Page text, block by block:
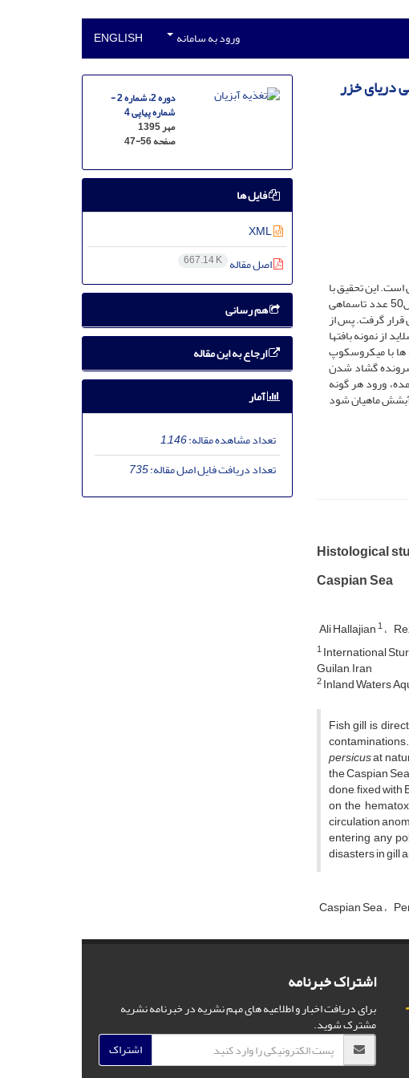
ورود به سامانه ENGLISH
این تحقیق با
هدف بررسی آسیب­شناسی بافتی آبشش بچه تاسماهیان ایرانی وحشی در شرایط زیست طبیعی به انجام رسید. در این پژوهش بافت آبشش50 عدد تاسماهی
بررسی قرار گرفت. پس از
از نمونه بافت­ها
ها با میکروسکوپ
گشاد شدن
ورود هر گونه
آبشش ماهیان شود
Histological
Caspian Sea
Ali Hallajian1
1International
Guilan, Iran
2Inland Waters
Fish gill is
persicusat
the Caspian
done, fixed
on the
circulation
entering any
disasters in gill
Caspian Sea
دوره 2، شماره 2 -
شماره پیاپی 4
مهر 1395
صفحه47-56
فایل ها
XML
اصل مقاله 667.14 K
هم رسانی
ارجاع به این مقاله
آمار
تعداد مشاهده مقاله:1,146
تعداد دریافت فایل اصل مقاله:735
اشتراک خبرنامه
برای دریافت اخبار و اطلاعیه های مهم نشریه در خبرنامه نشریه
مشترک شوید.
اشتراک